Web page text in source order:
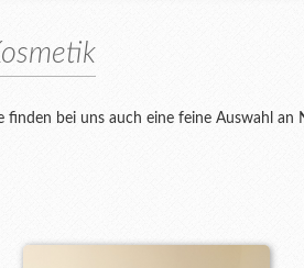
finden bei uns auch eine feine Auswahl